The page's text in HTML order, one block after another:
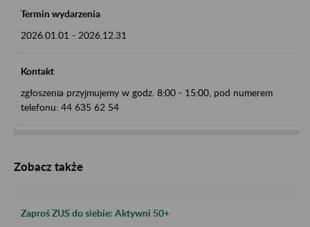
Termin wydarzenia
2026.01.01 - 2026.12.31
Kontakt
zgłoszenia przyjmujemy w godz. 8:00 - 15:00, pod numerem
telefonu: 44 635 62 54
Zobacz także
Zaproś ZUS do siebie: Aktywni 50+